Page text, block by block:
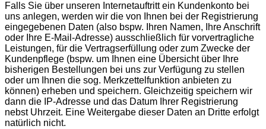
Falls Sie über unseren Internetauftritt ein Kundenkonto bei
uns anlegen, werden wir die von Ihnen bei der Registrierung
eingegebenen Daten (also bspw. Ihren Namen, Ihre Anschrift
oder Ihre E-Mail-Adresse) ausschließlich für vorvertragliche
Leistungen, für die Vertragserfüllung oder zum Zwecke der
Kundenpflege (bspw. um Ihnen eine Übersicht über Ihre
bisherigen Bestellungen bei uns zur Verfügung zu stellen
oder um Ihnen die sog. Merkzettelfunktion anbieten zu
können) erheben und speichern. Gleichzeitig speichern wir
dann die IP-Adresse und das Datum Ihrer Registrierung
nebst Uhrzeit. Eine Weitergabe dieser Daten an Dritte erfolgt
natürlich nicht.